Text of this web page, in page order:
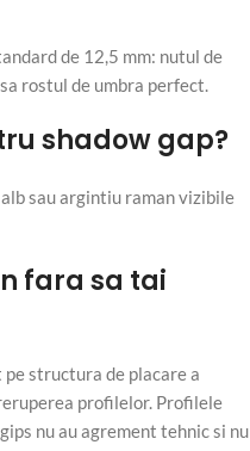
de 12,5 mm: nutul de
rostul de umbra perfect.
shadow gap?
sau argintiu raman vizibile
fara sa tai
structura de placare a
profilelor. Profilele
nu au agrement tehnic si nu